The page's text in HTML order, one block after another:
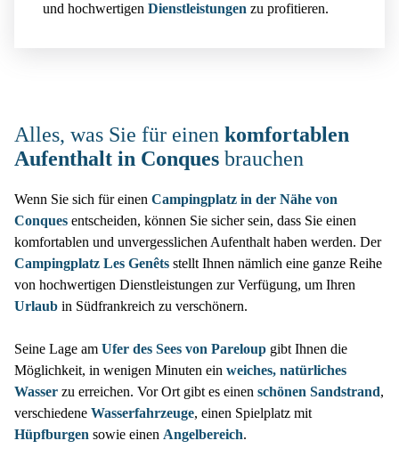
und hochwertigen Dienstleistungen zu profitieren.
Alles, was Sie für einen komfortablen
Aufenthalt in Conques brauchen
Wenn Sie sich für einen Campingplatz in der Nähe von
Conques entscheiden, können Sie sicher sein, dass Sie einen
komfortablen und unvergesslichen Aufenthalt haben werden. Der
Campingplatz Les Genêts stellt Ihnen nämlich eine ganze Reihe
von hochwertigen Dienstleistungen zur Verfügung, um Ihren
Urlaub in Südfrankreich zu verschönern.
Seine Lage am Ufer des Sees von Pareloup gibt Ihnen die
Möglichkeit, in wenigen Minuten ein weiches, natürliches
Wasser zu erreichen. Vor Ort gibt es einen schönen Sandstrand,
verschiedene Wasserfahrzeuge, einen Spielplatz mit
Hüpfburgen sowie einen Angelbereich.